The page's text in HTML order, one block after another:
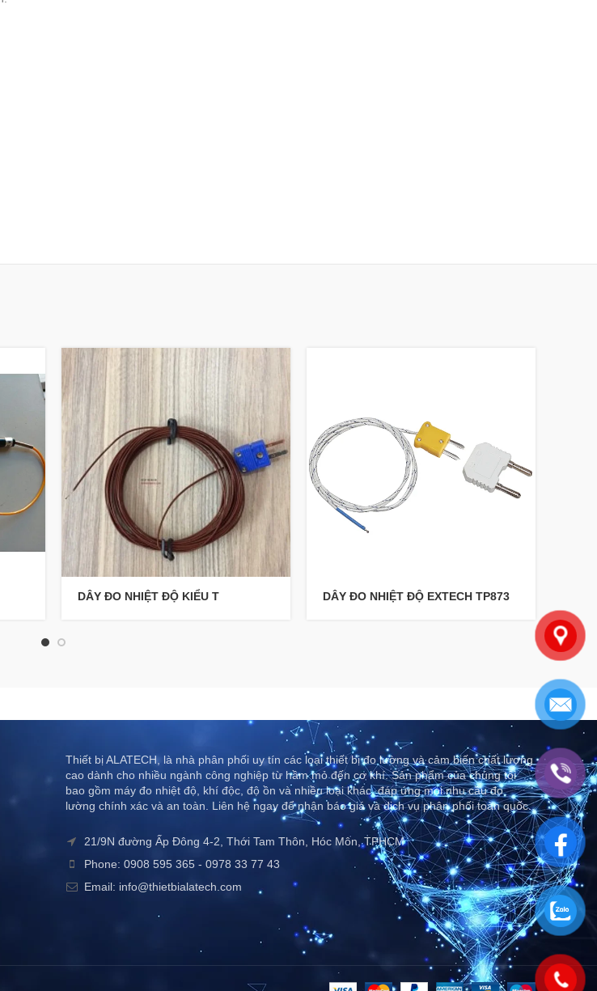
DÂY ĐO NHIỆT ĐỘ KIỂU T DÂY ĐO NHIỆT ĐỘ EXTECH TP873
Thiết bị ALATECH, là nhà phân phối uy tín các loại thiết bị đo lường và cảm biến chất lượng
cao dành cho nhiều ngành công nghiệp từ hầm mỏ đến cơ khí. Sản phẩm của chúng tôi
bao gồm máy đo nhiệt độ, khí độc, độ ồn và nhiều loại khác, đáp ứng mọi nhu cầu đo
lường chính xác và an toàn. Liên hệ ngay để nhận báo giá và dịch vụ phân phối toàn quốc..
21/9N đường Ấp Đông 4-2, Thới Tam Thôn, Hóc Môn, TPHCM
Phone: 0908 595 365 - 0978 33 77 43
Email: info@thietbialatech.com